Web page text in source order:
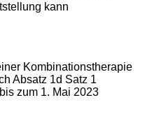
kann
Kombinationstherapie
Absatz 1d Satz 1
zum 1. Mai 2023